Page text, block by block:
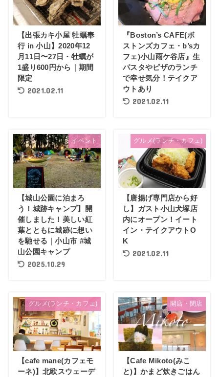
【出張カキ小屋 牡蠣奉
行 in 小山】2020年12
月11日〜27日・牡蠣が
1盛り600円から｜期間
限定
2021.02.11
『Boston’s CAFE(ボ
ストンズカフェ・b’sカ
フェ)小山雨ケ谷店』生
パスタやピザのランチ
で幸せ気分！テイクア
ウトあり
2021.02.11
イベント
【城山公園に泊まろ
う！城跡キャンプ】開
催しました！美しい紅
葉とともに城跡に想い
を馳せる｜小山市 #城
山公園キャンプ
2025.10.29
グルメ(ランチ・カフェ)
【唐揚げ専門店から好
し】ガスト小山犬塚店
内にオープン！イート
イン・テイクアウトO
K
2021.02.11
グルメ(ランチ・カフェ)
【cafe mane(カフェモ
ーネ)】北欧スウェーデ
開店・閉店
【Cafe Mikoto(みこ
と)】かまど炊きごはん